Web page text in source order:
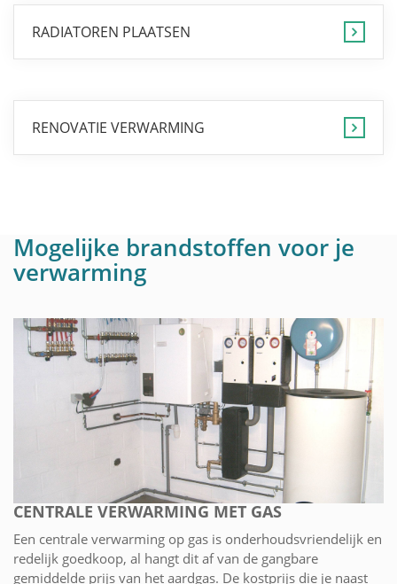
RADIATOREN PLAATSEN
RENOVATIE VERWARMING
Mogelijke brandstoffen voor je
verwarming
CENTRALE VERWARMING MET GAS
Een centrale verwarming op gas is onderhoudsvriendelijk en
redelijk goedkoop, al hangt dit af van de gangbare
gemiddelde prijs van het aardgas. De kostprijs die je naast